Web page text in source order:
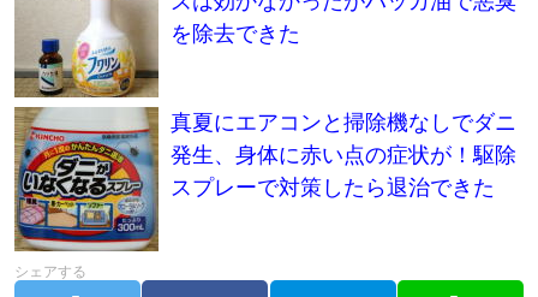
発生、身体に赤い点の症状が！駆除
スプレーで対策したら退治できた